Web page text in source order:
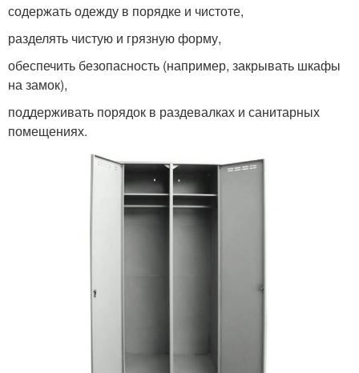
содержать одежду в порядке и чистоте,
разделять чистую и грязную форму,
обеспечить безопасность (например, закрывать шкафы
на замок),
поддерживать порядок в раздевалках и санитарных
помещениях.